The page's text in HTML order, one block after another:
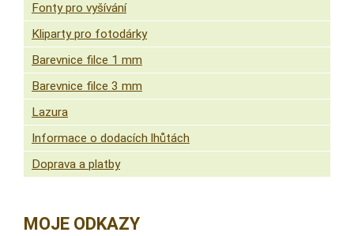
Fonty pro vyšívání
Kliparty pro fotodárky
Barevnice filce 1 mm
Barevnice filce 3 mm
Lazura
Informace o dodacích lhůtách
Doprava a platby
MOJE ODKAZY